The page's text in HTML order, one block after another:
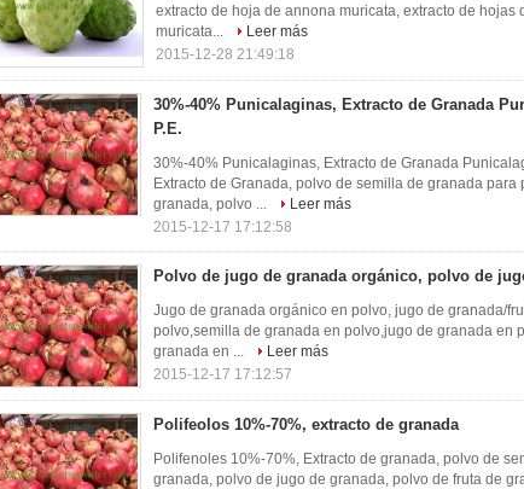
extracto de hoja de annona muricata, extracto de
muricata...
Leer más
2015-12-28 21:49:18
30%-40% Punicalaginas, Extracto de Granada
P.E.
30%-40% Punicalaginas, Extracto de Granada
Extracto de Granada, polvo de semilla de granada
granada, polvo ...
Leer más
2015-12-17 17:12:58
Polvo de jugo de granada orgánico, polvo de
Jugo de granada orgánico en polvo, jugo de granada/
polvo,semilla de granada en polvo,jugo de granada en
granada en ...
Leer más
2015-12-17 17:12:57
Polifeolos 10%-70%, extracto de granada
Polifenoles 10%-70%, Extracto de granada, polvo de
granada, polvo de jugo de granada, polvo de fruta de